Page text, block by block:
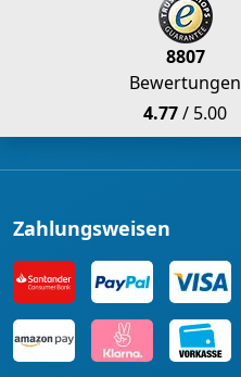
8807
Bewertungen
4.77/ 5.00
Zahlungsweisen